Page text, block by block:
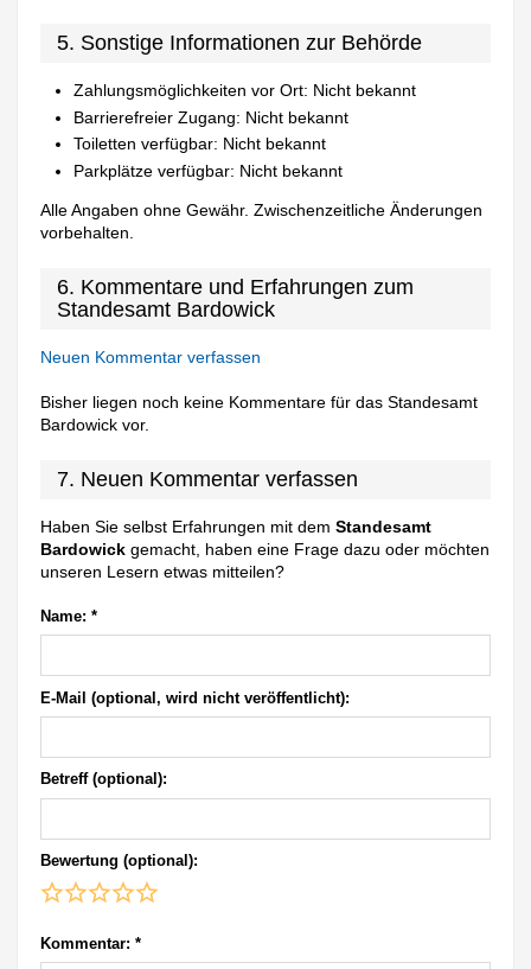
5. Sonstige Informationen zur Behörde
Zahlungsmöglichkeiten vor Ort: Nicht bekannt
Barrierefreier Zugang: Nicht bekannt
Toiletten verfügbar: Nicht bekannt
Parkplätze verfügbar: Nicht bekannt
Alle Angaben ohne Gewähr. Zwischenzeitliche Änderungen
vorbehalten.
6. Kommentare und Erfahrungen zum
Standesamt Bardowick
Neuen Kommentar verfassen
Bisher liegen noch keine Kommentare für das Standesamt
Bardowick vor.
7. Neuen Kommentar verfassen
Haben Sie selbst Erfahrungen mit demStandesamt
Bardowick gemacht, haben eine Frage dazu oder möchten
unseren Lesern etwas mitteilen?
Name: *
E-Mail (optional, wird nicht veröffentlicht):
Betreff (optional):
Bewertung (optional):
Kommentar: *